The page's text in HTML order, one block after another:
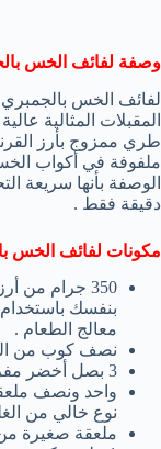
وصفة لفائف
لفائف الخس
المقبلات المثالية
طري ممزوج بأرز
ملفوفة في أكواب
دقيقة فقط .
مكونات لفائف الخس
350 جرام من
بنفسك
معالج الطعام .
نصف كوب من
3 بصل أخضر مفروم .
واحد ونصف
نوع خالي من
ملعقة صغيرة